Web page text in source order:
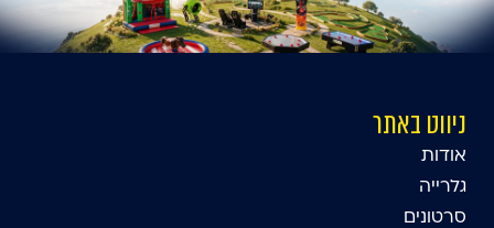
ניווט באתר
אודות
גלרייה
סרטונים